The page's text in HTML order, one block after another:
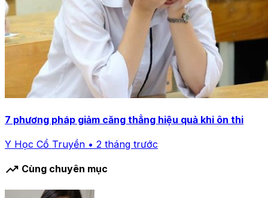
7 phương pháp giảm căng thẳng hiệu quả khi ôn thi
Y Học Cổ Truyền • 2 tháng trước
trending_up Cùng chuyên mục